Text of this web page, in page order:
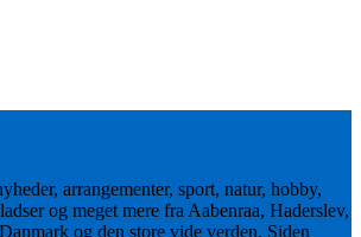
arrangementer, sport, natur, hobby,
og meget mere fra Aabenraa, Haderslev,
og den store vide verden. Siden